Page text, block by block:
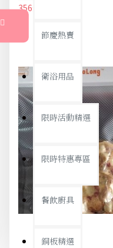
節慶熱賣
衛浴用品
限時活動精選
限時特惠專區
餐飲廚具
銅板精選
356元